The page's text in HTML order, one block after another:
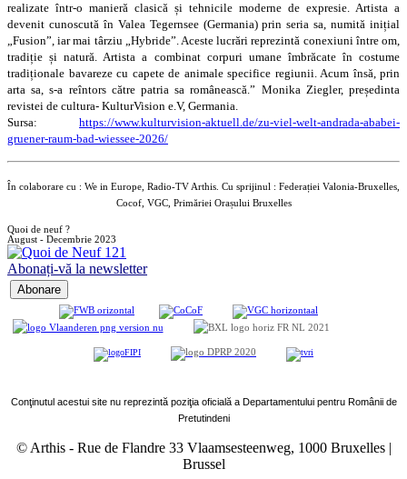
realizate într-o manieră clasică și tehnicile moderne de expresie. Artista a
devenit cunoscută în Valea Tegernsee (Germania) prin seria sa, numită inițial
„Fusion”, iar mai târziu „Hybride”. Aceste lucrări reprezintă conexiuni între om,
tradiție și natură. Artista a combinat corpuri umane îmbrăcate în costume
tradiționale bavareze cu capete de animale specifice regiunii. Acum însă, prin
arta sa, s-a reîntors către patria sa românească.” Monika Ziegler, președinta
revistei de cultura- KulturVision e.V, Germania.
Sursa: https://www.kulturvision-aktuell.de/zu-viel-welt-andrada-ababei-
gruener-raum-bad-wiessee-2026/
În colaborare cu : We in Europe, Radio-TV Arthis. Cu sprijinul : Federației Valonia-Bruxelles,
Cocof, VGC, Primăriei Orașului Bruxelles
Quoi de neuf ?
August - Decembrie 2023
Abonați-vă la newsletter
Conţinutul acestui site nu reprezintă poziţia oficială a Departamentului pentru Românii de
Pretutindeni
© Arthis -Rue de Flandre 33 Vlaamsesteenweg, 1000 Bruxelles |
Brussel